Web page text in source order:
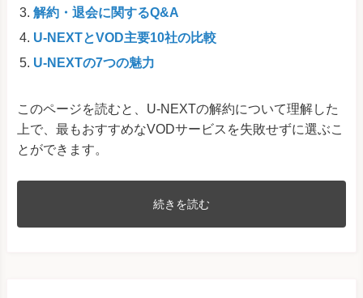
解約・退会に関するQ&A
U-NEXTとVOD主要10社の比較
U-NEXTの7つの魅力
このページを読むと、U-NEXTの解約について理解した
上で、最もおすすめなVODサービスを失敗せずに選ぶこ
とができます。
続きを読む